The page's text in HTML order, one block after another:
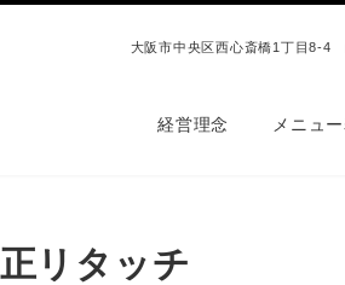
大阪市中央区⻄心斎橋1丁目
経営理念 メニュ
リタッチ